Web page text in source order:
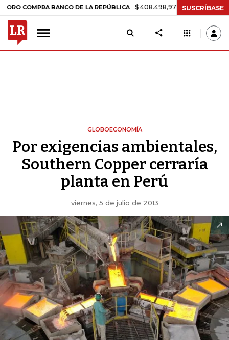
BANCO DE LA REPÚBLICA $ 408.498,97 +$ 8.753,81 +2,19%
SUSCRÍBASE
GLOBOECONOMÍA
Por exigencias ambientales,
Southern Copper cerraría
planta en Perú
viernes, 5 de julio de 2013